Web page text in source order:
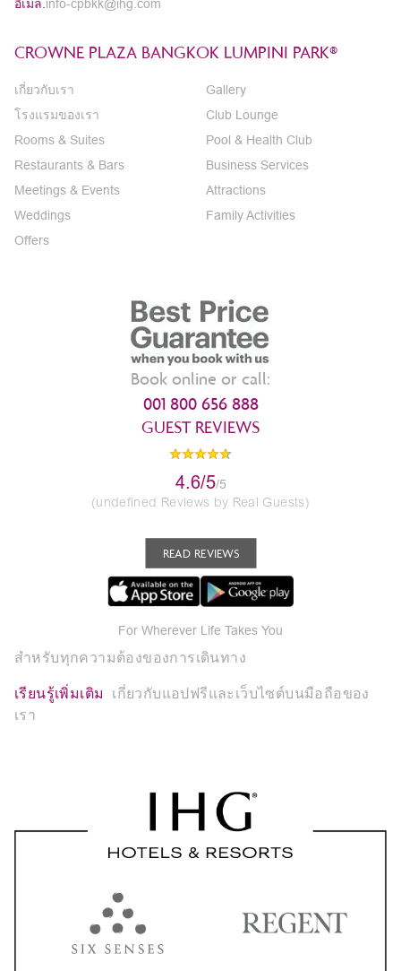
อีเมล. info-cpbkk@ihg.com
CROWNE PLAZA BANGKOK LUMPINI PARK®
เกี่ยวกับเรา
โรงแรมของเรา
Rooms & Suites
Restaurants & Bars
Meetings & Events
Weddings
Offers
Gallery
Club Lounge
Pool & Health Club
Business Services
Attractions
Family Activities
Book online or call:
001 800 656 888
GUEST REVIEWS
4.6/5/5
(undefined Reviews by Real Guests)
READ REVIEWS
For Wherever Life Takes You
สำหรับทุกความต้องของการเดินทาง
เรียนรู้เพิ่มเติม
เกี่ยวกับแอปฟรีและเว็บไซต์บนมือถือของ
เรา